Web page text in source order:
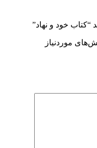
“کتاب خود و نهاد”
موردنیاز